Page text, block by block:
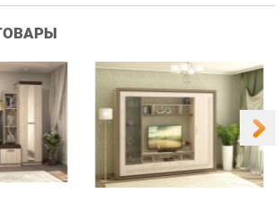
Купить Купить
Гостиная Витра
Симфония 7.10
55 390 ₽
+7 (343) 383-35-98